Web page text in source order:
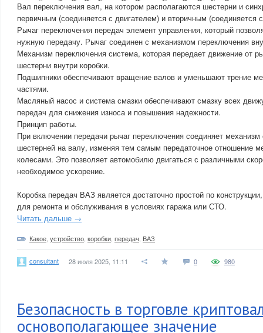
Вал переключения вал, на котором располагаются шестерни и
первичным (соединяется с двигателем) и вторичным
Рычаг переключения передач элемент управления, который
нужную передачу. Рычаг соединен с механизмом переключения
Механизм переключения система, которая передает движение от
шестерни внутри коробки.
Подшипники обеспечивают вращение валов и уменьшают трение
частями.
Масляный насос и система смазки обеспечивают смазку всех
передач для снижения износа и повышения надежности.
Принцип работы.
При включении передачи рычаг переключения соединяет
шестерней на валу, изменяя тем самым передаточное отношение
колесами. Это позволяет автомобилю двигаться с различными
необходимое ускорение.
Коробка передач ВАЗ является достаточно простой по
для ремонта и обслуживания в условиях гаража или СТО.
Читать дальше →
Какое устройство коробки передач ВАЗ
consultant 28 июля 2025, 11:11 0 980
Безопасность в торговле
основополагающее значение